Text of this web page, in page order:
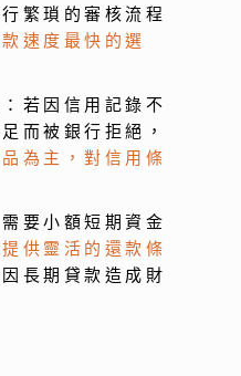
繁瑣的審核流程
速度最快的選
：若因信用記錄不
而被銀行拒絕，
為主，對信用條
需要小額短期資金
供靈活的還款條
因長期貸款造成財